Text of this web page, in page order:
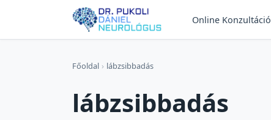
Online Konzultáció
Főoldal › lábzsibbadás
lábzsibbadás